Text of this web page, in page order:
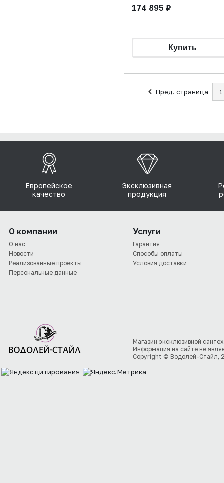
174 895 ₽
Пред. страница 1
Европейское
качество
Эксклюзивная
продукция
О компании
О нас
Новости
Реализованные проекты
Персональные данные
Услуги
Гарантия
Способы оплаты
Условия доставки
Магазин эксклюзивной
Информация на сайте не
Copyright © Водолей-Стайл,